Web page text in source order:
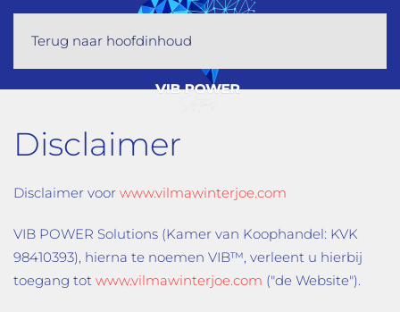
Terug naar hoofdinhoud
Disclaimer
Disclaimer voor www.vilmawinterjoe.com
VIB POWER Solutions (Kamer van Koophandel: KVK
98410393), hierna te noemen VIB™, verleent u hierbij
toegang tot www.vilmawinterjoe.com ("de Website").